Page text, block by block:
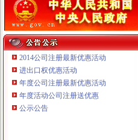
本站导航
2014公司注册最新优惠活动
进出口权优惠活动
年度公司注册最新优惠活动
年度活动公司注册送优惠
公示公告
重庆鸽牌电线电缆有限公司 渝北10010
重庆傲志众达投资咨询有限责任公司